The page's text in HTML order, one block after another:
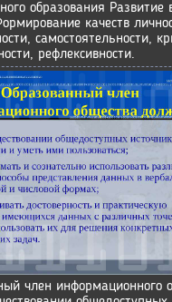
образования Развитие
качеств
самостоятельности,
рефлексивности.
член информационного